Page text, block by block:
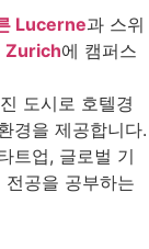
Lucerne과 스위
Zurich에 캠퍼스
도시로 호텔경
경을 제공합니다.
트업, 글로벌 기
공을 공부하는